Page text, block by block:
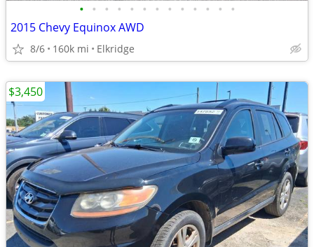
• • • • • • • • • • • • •
2015 Chevy Equinox AWD
8/6 160k mi Elkridge
$3,450